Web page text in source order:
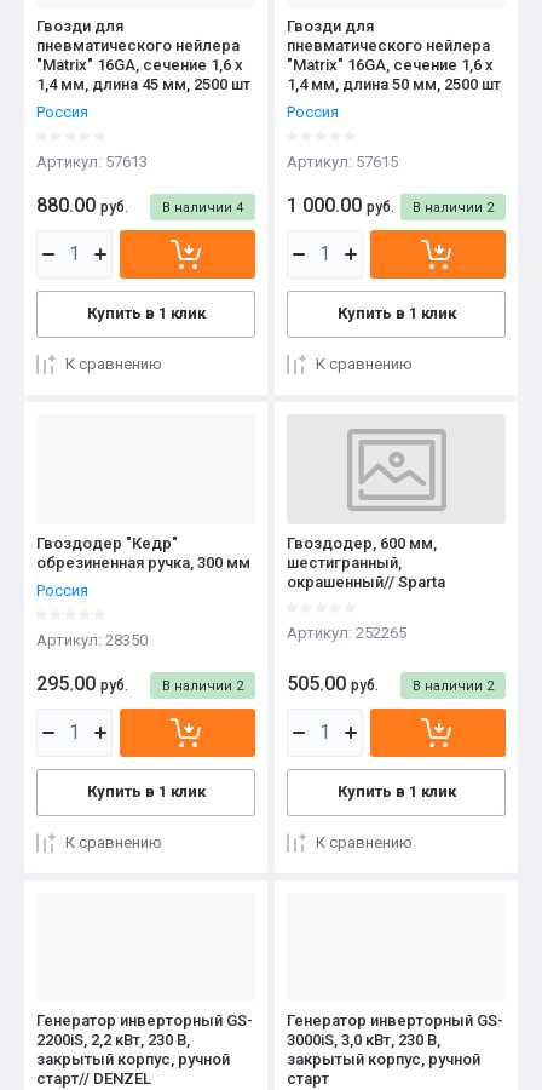
Гвозди для
пневматического нейлера
"Matrix" 16GA, сечение 1,6 х
1,4 мм, длина 45 мм, 2500 шт
Россия
Артикул: 57613
В наличии 4
880.00 руб.
Купить в 1 клик
К сравнению
Гвозди для
пневматического нейлера
"Matrix" 16GA, сечение 1,6 х
1,4 мм, длина 50 мм, 2500 шт
Россия
Артикул: 57615
В наличии 2
1 000.00 руб.
Купить в 1 клик
К сравнению
Гвоздодер "Кедр"
обрезиненная ручка, 300 мм
Россия
Артикул: 28350
В наличии 2
295.00 руб.
Купить в 1 клик
К сравнению
Гвоздодер, 600 мм,
шестигранный,
окрашенный// Sparta
Артикул: 252265
В наличии 2
505.00 руб.
Купить в 1 клик
К сравнению
Генератор инверторный GS-
2200iS, 2,2 кВт, 230 В,
закрытый корпус, ручной
старт// DENZEL
Генератор инверторный GS-
3000iS, 3,0 кВт, 230 В,
закрытый корпус, ручной
старт